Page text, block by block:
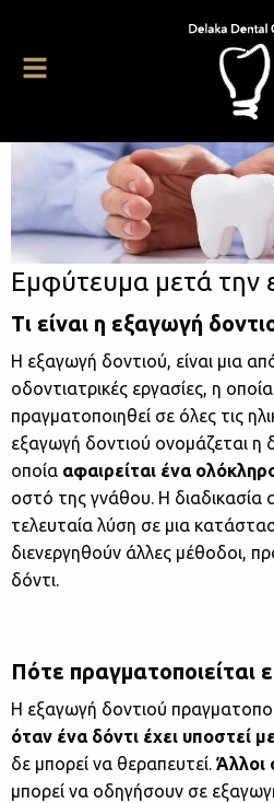
Εμφύτευμα μετά την
Τι είναι η εξαγωγή
H εξαγωγή δοντιού, είναι μια
οδοντιατρικές εργασίες, η
πραγματοποιηθεί σε όλες τις
εξαγωγή δοντιού ονομάζεται η
οποία αφαιρείται ένα
οστό της γνάθου. Η διαδικασία
τελευταία λύση σε μια
διενεργηθούν άλλες μέθοδοι,
δόντι.
Πότε πραγματοποιείται
Η εξαγωγή δοντιού
όταν ένα δόντι έχει υποστεί
δε μπορεί να θεραπευτεί. Άλλοι
μπορεί να οδηγήσουν σε